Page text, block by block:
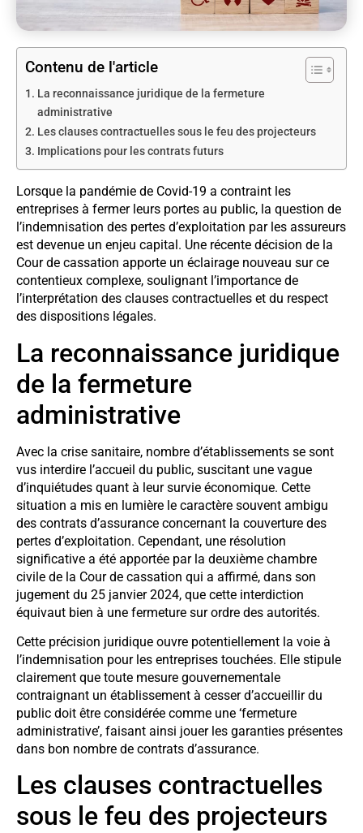
Contenu de l'article
La reconnaissance juridique de la fermeture
administrative
Les clauses contractuelles sous le feu des projecteurs
Implications pour les contrats futurs
Lorsque la pandémie de Covid-19 a contraint les
entreprises à fermer leurs portes au public, la question de
l’indemnisation des pertes d’exploitation par les assureurs
est devenue un enjeu capital. Une récente décision de la
Cour de cassation apporte un éclairage nouveau sur ce
contentieux complexe, soulignant l’importance de
l’interprétation des clauses contractuelles et du respect
des dispositions légales.
La reconnaissance juridique
de la fermeture
administrative
Avec la crise sanitaire, nombre d’établissements se sont
vus interdire l’accueil du public, suscitant une vague
d’inquiétudes quant à leur survie économique. Cette
situation a mis en lumière le caractère souvent ambigu
des contrats d’assurance concernant la couverture des
pertes d’exploitation. Cependant, une résolution
significative a été apportée par la deuxième chambre
civile de la Cour de cassation qui a affirmé, dans son
jugement du 25 janvier 2024, que cette interdiction
équivaut bien à une fermeture sur ordre des autorités.
Cette précision juridique ouvre potentiellement la voie à
l’indemnisation pour les entreprises touchées. Elle stipule
clairement que toute mesure gouvernementale
contraignant un établissement à cesser d’accueillir du
public doit être considérée comme une ‘fermeture
administrative’, faisant ainsi jouer les garanties présentes
dans bon nombre de contrats d’assurance.
Les clauses contractuelles
sous le feu des projecteurs